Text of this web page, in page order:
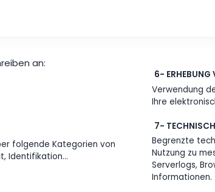
du schreiben an:
folgende Kategorien von
Identität, Identifikation...